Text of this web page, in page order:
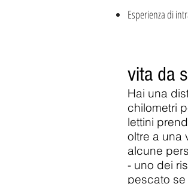
Esperienza di
vita da
Hai una
chilometri
lettini
oltre a una
alcune
- uno dei
pescato